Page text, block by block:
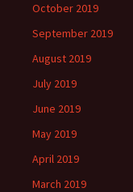
October 2019
September 2019
August 2019
July 2019
June 2019
May 2019
April 2019
March 2019